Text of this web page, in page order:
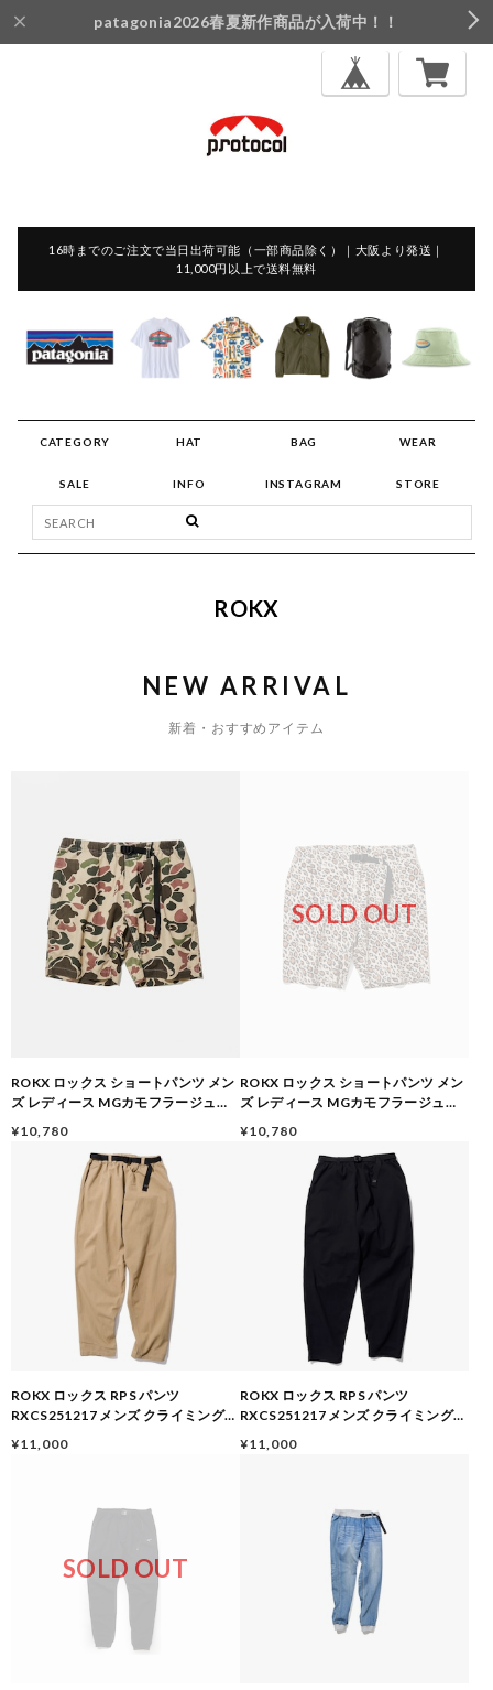
patagonia2026春夏新作商品が入荷中！！
16時までのご注文で当日出荷可能（一部商品除く）｜大阪より発送｜
11,000円以上で送料無料
CATEGORY HAT BAG WEAR
SALE INFO INSTAGRAM STORE
ROKX
NEW ARRIVAL
新着・おすすめアイテム
ROKX ロックス ショートパンツ メン
ズ レディース MGカモフラージュシ
ッチ ウェビングベルト アウトドア 春
夏 大きいサイズ
¥10,780
SOLD OUT
ROKX ロックス ショートパンツ メン
ズ レディース MGカモフラージュシ
柄 ストレッチ ウェビングベルト アウ
トドア 春夏 大きいサイズ
¥10,780
ROKX ロックス RPS パンツ
RXCS251217 メンズ クライミングパ
¥11,000
ROKX ロックス RPS パンツ
RXCS251217 メンズ クライミングパ
¥11,000
SOLD OUT